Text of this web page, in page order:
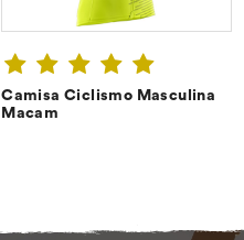
Camisa Ciclismo Masculina
Macam